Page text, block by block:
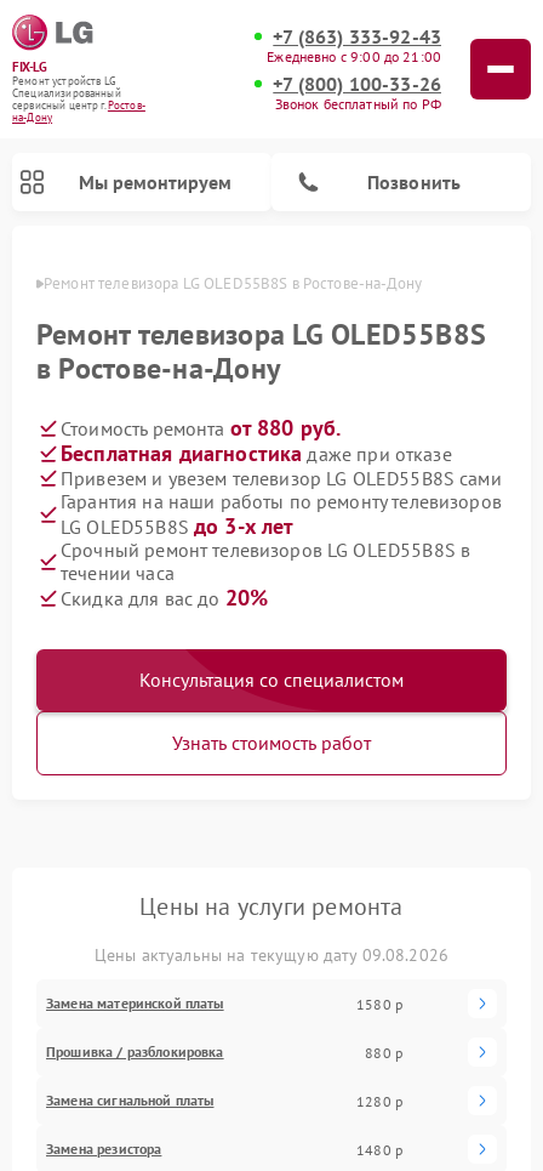
FIX-LG
Ремонт устройств LG
Специализированный
cервисный центр г.Ростов-
на-Дону
+7 (863) 333-92-43
Ежедневно с 9:00 до 21:00
+7 (800) 100-33-26
Звонок бесплатный по РФ
Мы ремонтируем Позвонить
Ремонт телевизора LG OLED55B8S в Ростове-на-Дону
Ремонт телевизора LG OLED55B8S
в Ростове-на-Дону
Стоимость ремонта от 880 руб.
Бесплатная диагностика даже при отказе
Привезем и увезем телевизор LG OLED55B8S сами
Гарантия на наши работы по ремонту телевизоров
LG OLED55B8S до 3-х лет
Срочный ремонт телевизоров LG OLED55B8S в
течении часа
Скидка для вас до 20%
Консультация со специалистом
Узнать стоимость работ
Цены на услуги ремонта
Цены актуальны на текущую дату 09.08.2026
Замена материнской платы 1580 р
Прошивка / разблокировка 880 р
Замена сигнальной платы 1280 р
Замена резистора 1480 р